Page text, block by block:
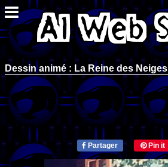
Dessin animé : La Reine des Neiges
Partager Pin it